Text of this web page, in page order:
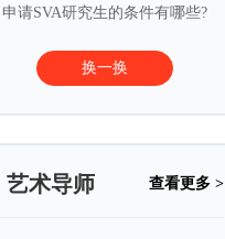
申请SVA研究生的条件有哪些?
换一换
查看更多 >
艺术导师